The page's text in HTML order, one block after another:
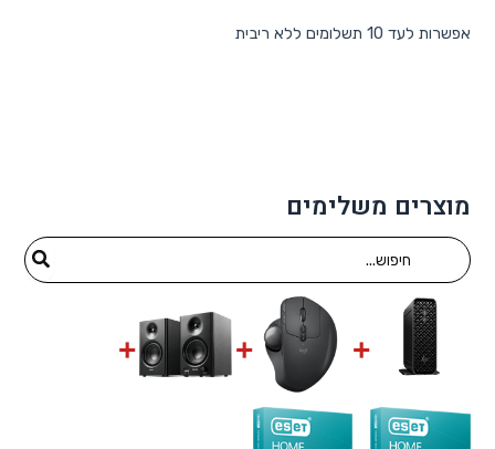
אפשרות לעד 10 תשלומים ללא ריבית
מוצרים משלימים
for: